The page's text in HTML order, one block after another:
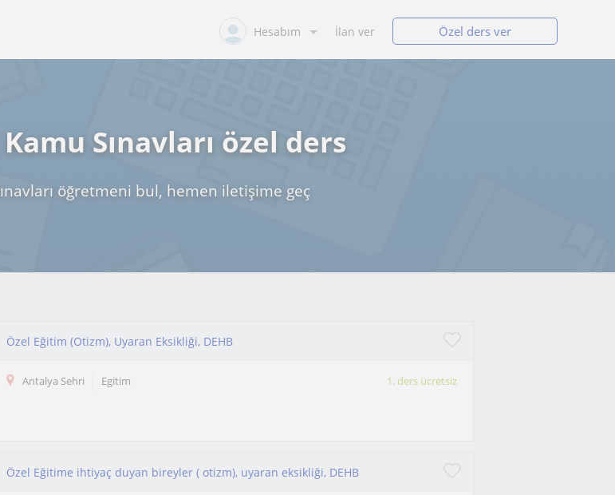
Hesabım İlan ver Özel ders ver
Sınavları özel ders
öğretmeni bul, hemen iletişime geç
Özel Eğitim (Otizm), Uyaran Eksikliği, DEHB
Antalya Sehri Egitim 1. ders ücretsiz
Özel Eğitime ihtiyaç duyan bireyler ( otizm), uyaran eksikliği, DEHB